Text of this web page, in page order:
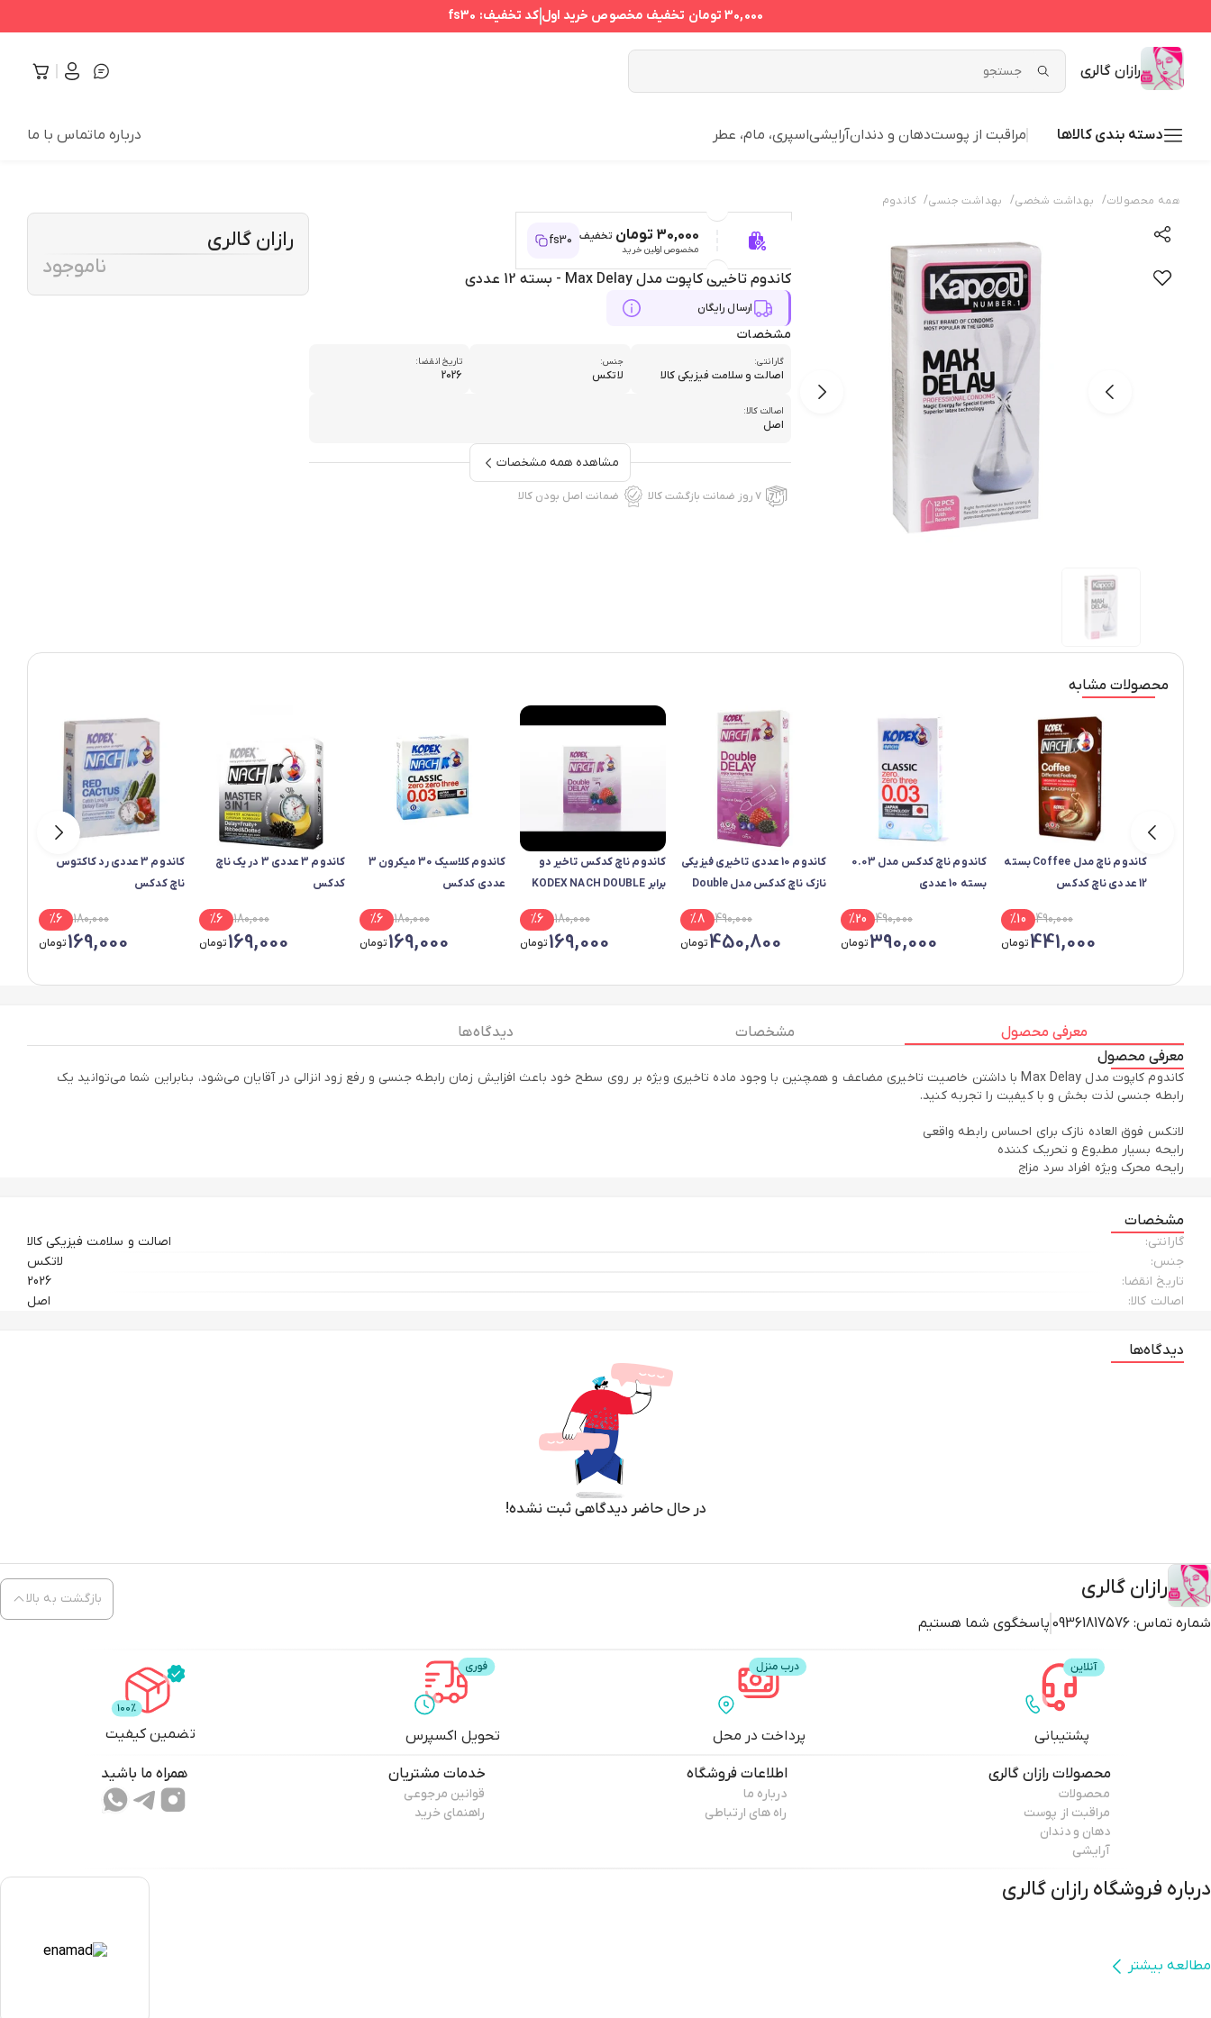
30,000 تومان تخفیف مخصوص خرید اول کد تخفیف: fs30
رازان گالری
دسته بندی کالاها مراقبت از پوستدهان و دندانآرایشیاسپری، مام، عطر درباره ماتماس با ما
همه محصولات/ بهداشت شخصی/ بهداشت جنسی/ کاندوم
30,000 تومان تخفیف
مخصوص اولین خرید
fs30
کاندوم تاخیری کاپوت مدل Max Delay - بسته 12 عددی
ارسال رایگان
مشخصات
گارانتی:
اصالت و سلامت فیزیکی کالا
جنس:
لاتکس
تاریخ انقضا:
2026
اصالت کالا:
اصل
مشاهده همه مشخصات
۷ روز ضمانت بازگشت کالا ضمانت اصل بودن کالا
رازان گالری
ناموجود
محصولات مشابه
کاندوم ناچ مدل Coffee بسته
12 عددی ناچ کدکس
490,000
%10
441,000تومان
کاندوم ناچ کدکس مدل 0.03
بسته 10 عددی
490,000
%20
390,000تومان
کاندوم 10 عددی تاخیری فیزیکی
نازک ناچ کدکس مدل Double
490,000
%8
450,800تومان
کاندوم ناچ کدکس تاخیر دو
برابر KODEX NACH DOUBLE
180,000
%6
169,000تومان
کاندوم کلاسیک 30 میکرون 3
عددی کدکس
180,000
%6
169,000تومان
کاندوم 3 عددی 3 در یک ناچ
کدکس
180,000
%6
169,000تومان
کاندوم 3 عددی رد کاکتوس
ناچ کدکس
180,000
%6
169,000تومان
معرفی محصول مشخصات
دیدگاه ها
معرفی محصول
کاندوم کاپوت مدل Max Delay با داشتن خاصیت تاخیری مضاعف و همچنین با وجود ماده تاخیری ویژه بر روی سطح خود باعث افزایش زمان رابطه جنسی و رفع زود انزالی در آقایان می‌شود، بنابراین شما می‌توانید یک
رایحه محرک ویژه افراد سرد مزاج
مشخصات
گارانتی:
اصالت و سلامت فیزیکی کالا
جنس:
لاتکس
تاریخ انقضا:
2026
اصالت کالا:
اصل
دیدگاه‌ها
در حال حاضر دیدگاهی ثبت نشده!
رازان گالری
شماره تماس: 09361817576 پاسخگوی شما هستیم
بازگشت به بالا
پشتیبانی پرداخت در محل تحویل اکسپرس تضمین کیفیت
محصولاترازان گالری
محصولات
مراقبت از پوست
دهان و دندان
آرایشی
اطلاعات فروشگاه
درباره ما
راه های ارتباطی
خدمات مشتریان
قوانین مرجوعی
راهنمای خرید
همراه ما باشید
درباره فروشگاه رازان گالری
مطالعه بیشتر